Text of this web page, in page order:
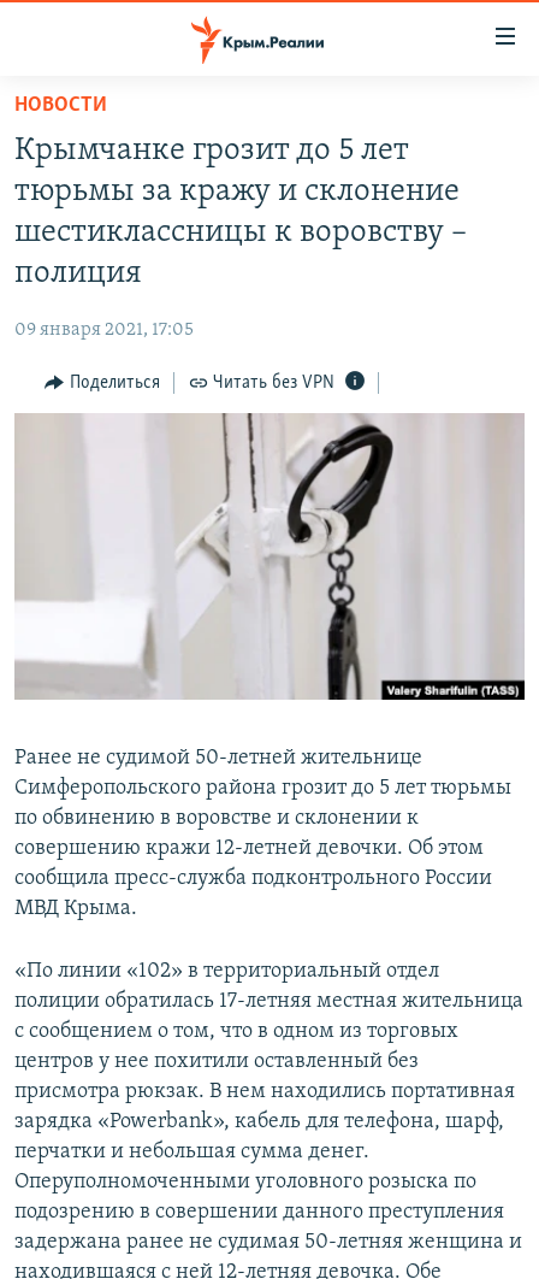
Вернуться
основному
содержанию
Вернутся
главной
Вернутся
поиску
СПЕЦПРОЕКТЫ
ВОДА
ИНТЕРАКТИВ
ИНФОГРАФИКА
ТЕЛЕПРОЕКТ КРЫМ.РЕАЛИИ
СОВЕТЫ ПРАВОЗАЩИТНИКОВ
ПРОПАВШИЕ БЕЗ ВЕСТИ
ПОБЕДИТЕЛЕЙ НЕ СУДЯТ?
КРЫМ.НЕПОКОРЕННЫЙ
УКРАИНСКАЯ ПРОБЛЕМА КРЫМА
РАДІО СВОБОДА
КАК ОБОЙТИ БЛОКИРОВКУ
НОВОСТИ
Крымчанке грозит до 5 лет
тюрьмы за кражу и склонение
шестиклассницы к воровству –
полиция
09 января 2021, 17:05
Поделиться Читать без VPN
Ранее не судимой 50-летней жительнице
Симферопольского района грозит до 5 лет тюрьмы
по обвинению в воровстве и склонении к
совершению кражи 12-летней девочки. Об этом
сообщила пресс-служба подконтрольного России
МВД Крыма.
«По линии «102» в территориальный отдел
полиции обратилась 17-летняя местная жительница
с сообщением о том, что в одном из торговых
центров у нее похитили оставленный без
присмотра рюкзак. В нем находились портативная
зарядка «Powerbank», кабель для телефона, шарф,
перчатки и небольшая сумма денег.
Оперуполномоченными уголовного розыска по
подозрению в совершении данного преступления
задержана ранее не судимая 50-летняя женщина и
находившаяся с ней 12-летняя девочка. Обе